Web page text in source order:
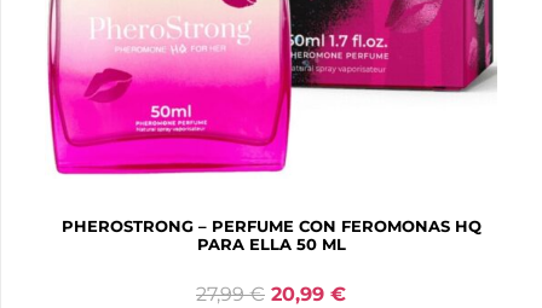
PHEROSTRONG – PERFUME CON FEROMONAS HQ
PARA ELLA 50 ML
27,99€ 20,99 €